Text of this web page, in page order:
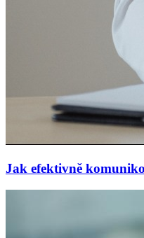
Jak efektivně